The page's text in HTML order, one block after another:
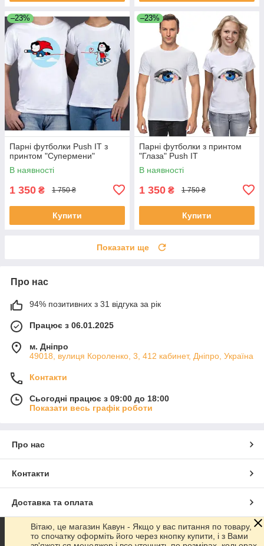
–23%
Парні футболки Push IT з
принтом "Супермени"
В наявності
1 350 ₴ 1 750 ₴
Купити
–23%
Парні футболки з принтом
"Глаза" Push IT
В наявності
1 350 ₴ 1 750 ₴
Купити
Показати ще
Про нас
94% позитивних з 31 відгука за рік
Працює з 06.01.2025
м. Дніпро
49018, вулиця Короленко, 3, 412 кабинет, Дніпро, Україна
Контакти
Сьогодні працює з 09:00 до 18:00
Показати весь графік роботи
Про нас
Контакти
Доставка та оплата
Графік роботи
Вітаю, це магазин Кавун - Якщо у вас питання по товару,
то спочатку оформіть його через кнопку купити, і з Вами